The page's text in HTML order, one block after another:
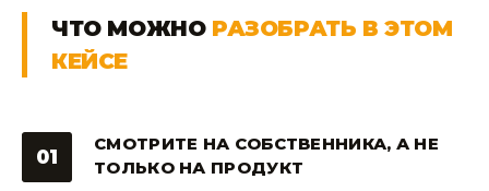
ЧТО МОЖНО РАЗОБРАТЬ В ЭТОМ
КЕЙСЕ
01
СМОТРИТЕ НА СОБСТВЕННИКА, А НЕ
ТОЛЬКО НА ПРОДУКТ